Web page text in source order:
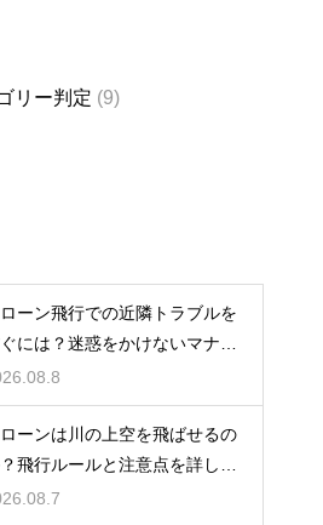
リー判定 (9)
ローン飛行での近隣トラブルを
には？迷惑をかけないマナー
策
ローンは川の上空を飛ばせるの
飛行ルールと注意点を詳しく